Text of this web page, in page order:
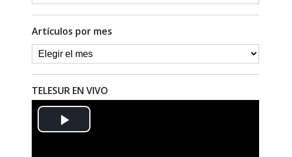
Artículos por mes
TELESUR EN VIVO